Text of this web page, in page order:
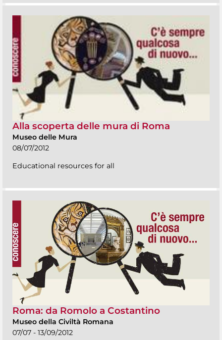
Alla scoperta delle mura di Roma
Museo delle Mura
08/07/2012
Educational resources for all
Roma: da Romolo a Costantino
Museo della Civiltà Romana
07/07 - 13/09/2012